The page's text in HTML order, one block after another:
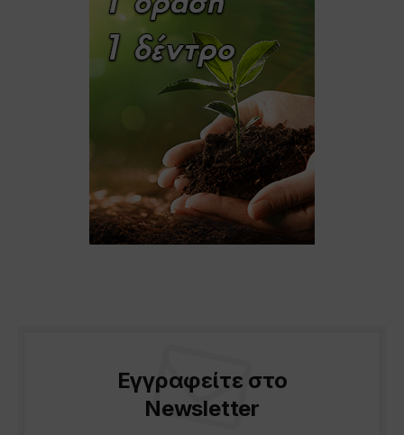
Εγγραφείτε στο
Newsletter